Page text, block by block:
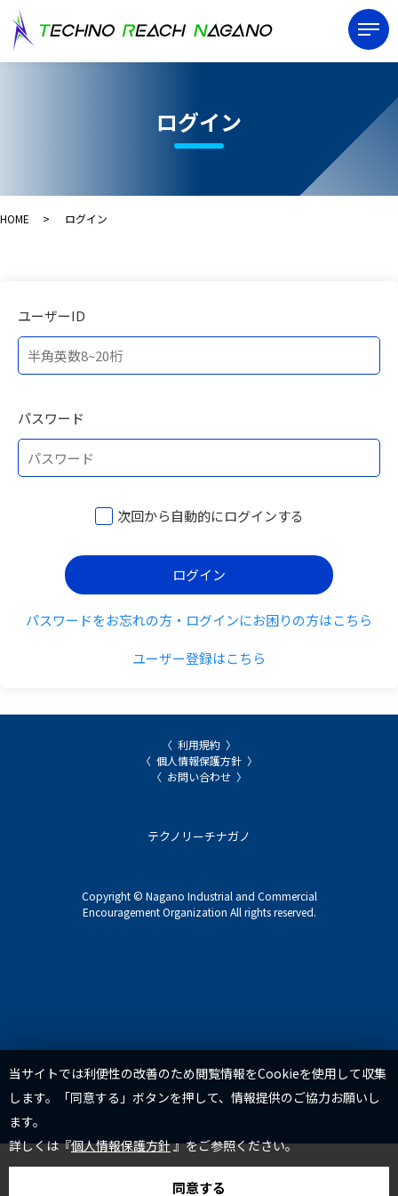
ログイン
HOME ログイン
ユーザーID
パスワード
次回から自動的にログインする
ログイン
パスワードをお忘れの方・ログインにお困りの方はこちら
ユーザー登録はこちら
利用規約
個人情報保護方針
お問い合わせ
テクノリーチナガノ
Copyright © Nagano Industrial and Commercial
Encouragement Organization All rights reserved.
当サイトでは利便性の改善のため閲覧情報をCookieを使用して収集
します。「同意する」ボタンを押して、情報提供のご協力お願いし
ます。
詳しくは『個人情報保護方針』をご参照ください。
同意する